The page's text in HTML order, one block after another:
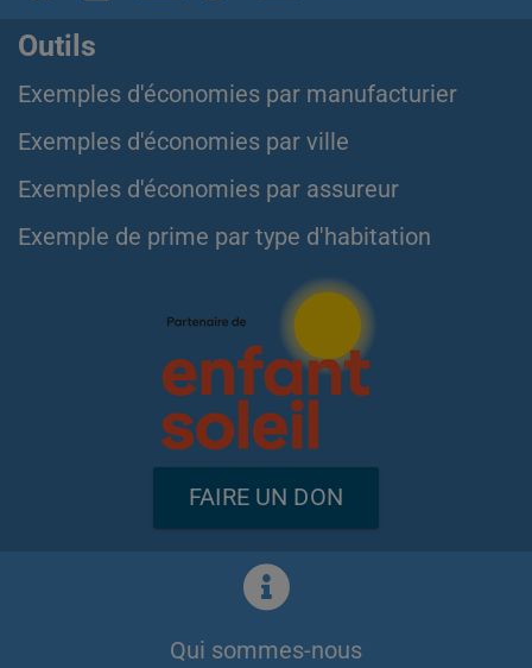
Outils
Exemples d'économies par manufacturier
Exemples d'économies par ville
Exemples d'économies par assureur
Exemple de prime par type d'habitation
FAIRE UN DON
Qui sommes-nous